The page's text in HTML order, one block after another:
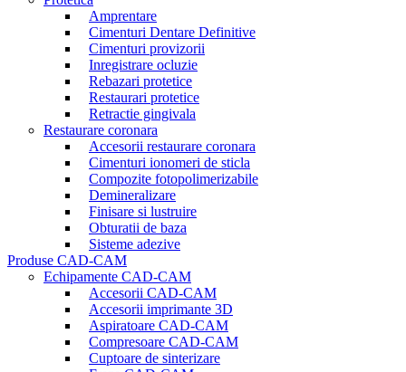
Amprentare
Cimenturi Dentare Definitive
Cimenturi provizorii
Inregistrare ocluzie
Rebazari protetice
Restaurari protetice
Retractie gingivala
Restaurare coronara
Accesorii restaurare coronara
Cimenturi ionomeri de sticla
Compozite fotopolimerizabile
Demineralizare
Finisare si lustruire
Obturatii de baza
Sisteme adezive
Produse CAD-CAM
Echipamente CAD-CAM
Accesorii CAD-CAM
Accesorii imprimante 3D
Aspiratoare CAD-CAM
Compresoare CAD-CAM
Cuptoare de sinterizare